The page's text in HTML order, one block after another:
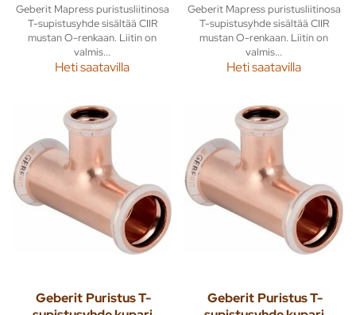
Geberit Mapress puristusliitinosa
T-supistusyhde sisältää CIIR
mustan O-renkaan. Liitin on
valmis...
Heti saatavilla
Geberit Mapress puristusliitinosa
T-supistusyhde sisältää CIIR
mustan O-renkaan. Liitin on
valmis...
Heti saatavilla
Geberit Puristus T-
Geberit Puristus T-